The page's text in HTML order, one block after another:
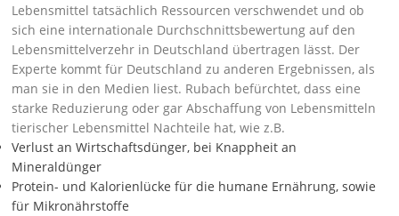
Lebensmittel tatsächlich Ressourcen verschwendet und ob
sich eine internationale Durchschnittsbewertung auf den
Lebensmittelverzehr in Deutschland übertragen lässt. Der
Experte kommt für Deutschland zu anderen Ergebnissen, als
man sie in den Medien liest. Rubach befürchtet, dass eine
starke Reduzierung oder gar Abschaffung von Lebensmitteln
tierischer Lebensmittel Nachteile hat, wie z.B.
Verlust an Wirtschaftsdünger, bei Knappheit an
Mineraldünger
Protein- und Kalorienlücke für die humane Ernährung, sowie
für Mikronährstoffe